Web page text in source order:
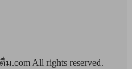
.com All rights reserved.